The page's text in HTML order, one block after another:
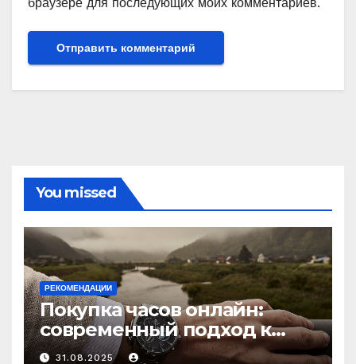
браузере для последующих моих комментариев.
You missed
РЕКОМЕНДАЦИИ
Покупка часов онлайн:
современный подход к
выбору аксессуаров
31.08.2025